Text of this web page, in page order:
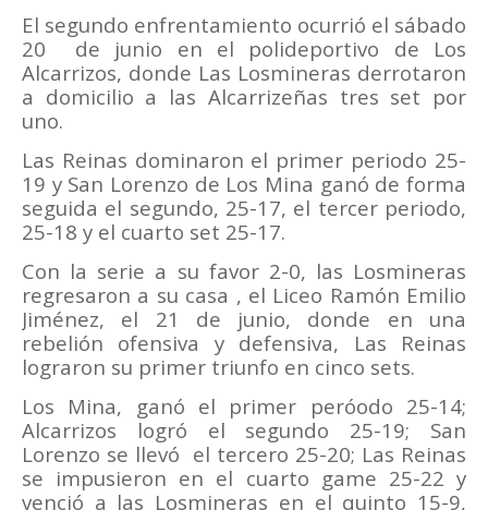
El segundo enfrentamiento ocurrió el sábado
20
de junio en el polideportivo de Los
Alcarrizos, donde Las Losmineras derrotaron
a domicilio a las Alcarrizeñas tres set por
uno.
Las Reinas dominaron el primer periodo 25-
19 y San Lorenzo de Los Mina ganó de forma
seguida el segundo, 25-17, el tercer periodo,
25-18 y el cuarto set 25-17.
Con la serie a su favor 2-0, las Losmineras
regresaron a su casa , el Liceo Ramón Emilio
Jiménez, el 21 de junio, donde en una
rebelión ofensiva y defensiva, Las Reinas
lograron su primer triunfo en cinco sets.
Los Mina, ganó el primer peróodo 25-14;
Alcarrizos logró el segundo 25-19; San
Lorenzo se llevó el tercero 25-20; Las Reinas
se impusieron en el cuarto game 25-22 y
venció a las Losmineras en el quinto 15-9,